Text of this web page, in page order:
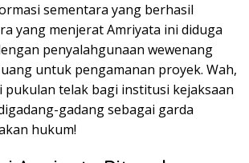
sementara yang berhasil
yang menjerat Amriyata ini diduga
penyalahgunaan wewenang
untuk pengamanan proyek. Wah,
pukulan telak bagi institusi kejaksaan
gadang sebagai garda
hukum!